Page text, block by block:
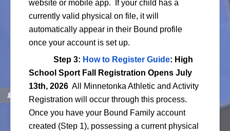
website or mobile app. If your child has a
currently valid physical on file, it will
automatically appear in their Bound profile
once your account is set up.
Step 3: How to Register Guide: High
School Sport Fall Registration Opens July
13th, 2026 All
Minnetonka Athletic and Activity
Registration will occur through this process.
Once you have your Bound Family account
created (Step 1), possessing a current physical